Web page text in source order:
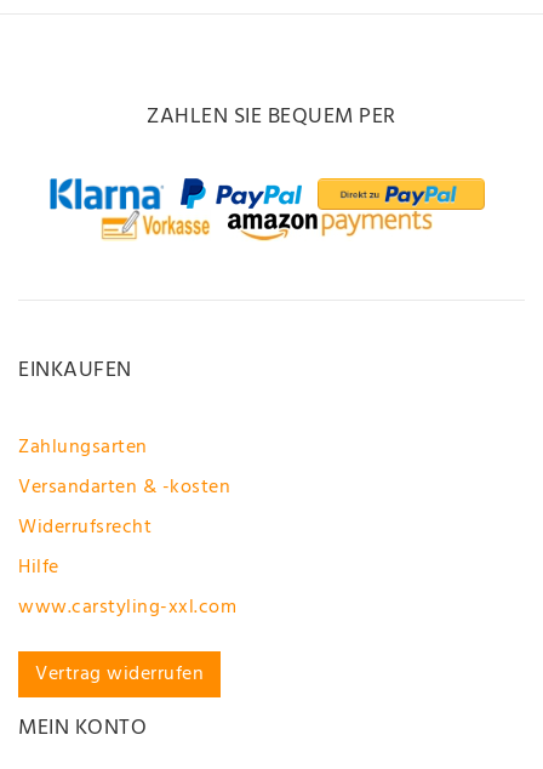
ZAHLEN SIE BEQUEM PER
EINKAUFEN
Zahlungsarten
Versandarten & -kosten
Widerrufsrecht
Hilfe
www.carstyling-xxl.com
Vertrag widerrufen
MEIN KONTO